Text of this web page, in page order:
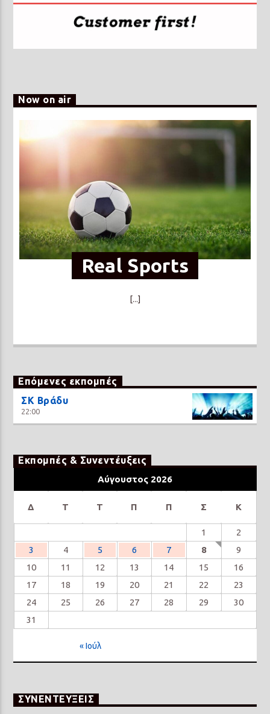
Now on air
Real Sports
[...]
Επόμενες εκπομπές
ΣΚ Βράδυ
22:00
Εκπομπές & Συνεντέυξεις
Αύγουστος 2026
Δ Τ Τ Π Π Σ Κ
1
2
3
4 5 6 7 8
9
10
11 12 13 14 15
16
17
18 19 20 21 22
23
24
25 26 27 28 29
30
31
« Ιούλ
ΣΥΝΕΝΤΕΥΞΕΙΣ